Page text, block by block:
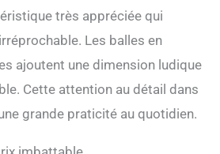
très appréciée qui
Les balles en
ajoutent une dimension ludique
Cette attention au détail dans
grande praticité au quotidien.